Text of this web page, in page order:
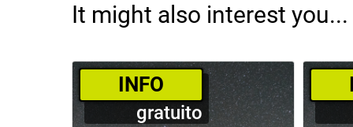
It might also interest you...
­INFO
gratuito